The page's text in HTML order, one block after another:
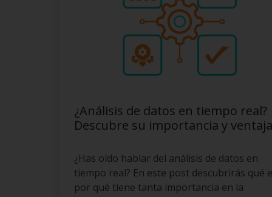
¿Análisis de datos en tiempo real?
Descubre su importancia y
¿Has oído hablar del análisis de datos en
tiempo real? En este post descubrirás qué
por qué tiene tanta importancia en la